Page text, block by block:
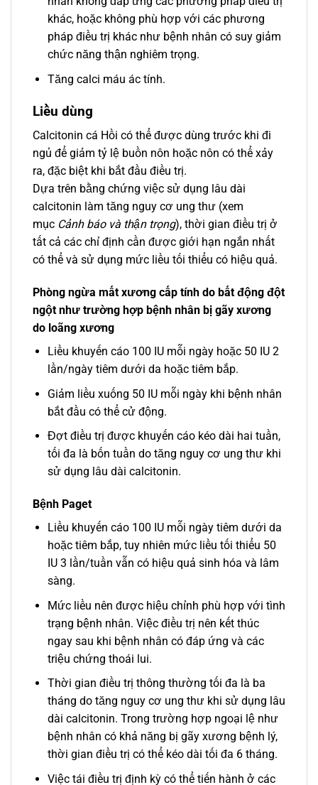
khác, hoặc không phù hợp với các phương
pháp điều trị khác như bệnh nhân có suy giảm
chức năng thận nghiêm trọng.
Tăng calci máu ác tính.
Liều dùng
Calcitonin cá Hồi có thể được dùng trước khi đi
ngủ để giảm tỷ lệ buồn nôn hoặc nôn có thể xảy
ra, đặc biệt khi bắt đầu điều trị.
Dựa trên bằng chứng việc sử dụng lâu dài
calcitonin làm tăng nguy cơ ung thư (xem
mục Cảnh báo và thận trọng), thời gian điều trị ở
tất cả các chỉ định cần được giới hạn ngắn nhất
có thể và sử dụng mức liều tối thiểu có hiệu quả.
Phòng ngừa mất xương cấp tính do bất động đột
ngột như trường hợp bệnh nhân bị gãy xương
do loãng xương
Liều khuyến cáo 100 IU mỗi ngày hoặc 50 IU 2
lần/ngày tiêm dưới da hoặc tiêm bắp.
Giảm liều xuống 50 IU mỗi ngày khi bệnh nhân
bắt đầu có thể cử động.
Đợt điều trị được khuyến cáo kéo dài hai tuần,
tối đa là bốn tuần do tăng nguy cơ ung thư khi
sử dụng lâu dài calcitonin.
Bệnh Paget
Liều khuyến cáo 100 IU mỗi ngày tiêm dưới da
hoặc tiêm bắp, tuy nhiên mức liều tối thiểu 50
IU 3 lần/tuần vẫn có hiệu quả sinh hóa và lâm
sàng.
Mức liều nên được hiệu chỉnh phù hợp với tình
trạng bệnh nhân. Việc điều trị nên kết thúc
ngay sau khi bệnh nhân có đáp ứng và các
triệu chứng thoái lui.
Thời gian điều trị thông thường tối đa là ba
tháng do tăng nguy cơ ung thư khi sử dụng lâu
dài calcitonin. Trong trường hợp ngoại lệ như
bệnh nhân có khả năng bị gãy xương bệnh lý,
thời gian điều trị có thể kéo dài tối đa 6 tháng.
Việc tái điều trị định kỳ có thể tiến hành ở các